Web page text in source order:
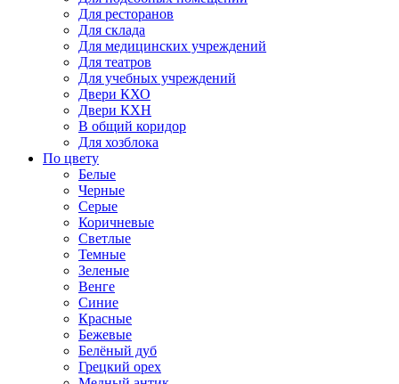
Для ресторанов
Для склада
Для медицинских учреждений
Для театров
Для учебных учреждений
Двери КХО
Двери КХН
В общий коридор
Для хозблока
По цвету
Белые
Черные
Серые
Коричневые
Светлые
Темные
Зеленые
Венге
Синие
Красные
Бежевые
Белёный дуб
Грецкий орех